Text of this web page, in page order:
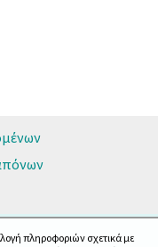
πληροφοριών σχετικά με